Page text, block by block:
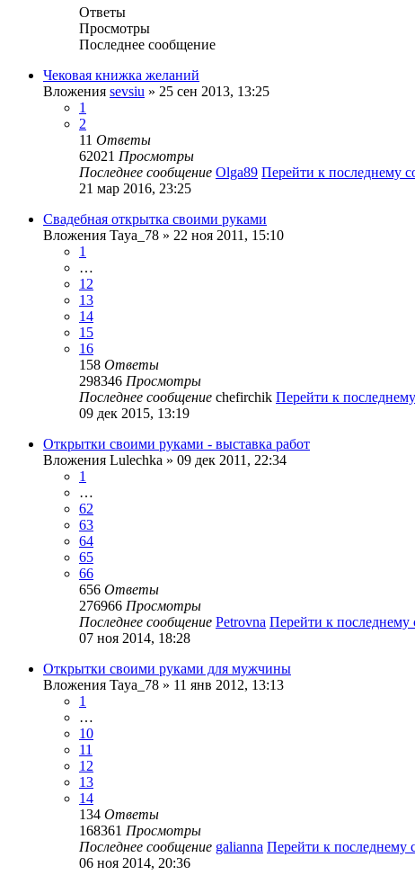
Ответы
Просмотры
Последнее сообщение
Чековая книжка желаний
Вложения sevsiu » 25 сен 2013, 13:25
1
2
11 Ответы
62021 Просмотры
Последнее сообщение Olga89 Перейти к последнему
21 мар 2016, 23:25
Свадебная открытка своими руками
Вложения Taya_78 » 22 ноя 2011, 15:10
1
…
12
13
14
15
16
158 Ответы
298346 Просмотры
Последнее сообщение chefirchik Перейти к
09 дек 2015, 13:19
Открытки своими руками - выставка работ
Вложения Lulechka » 09 дек 2011, 22:34
1
…
62
63
64
65
66
656 Ответы
276966 Просмотры
Последнее сообщение Petrovna Перейти к
07 ноя 2014, 18:28
Открытки своими руками для мужчины
Вложения Taya_78 » 11 янв 2012, 13:13
1
…
10
11
12
13
14
134 Ответы
168361 Просмотры
Последнее сообщение galianna Перейти к последнему
06 ноя 2014, 20:36